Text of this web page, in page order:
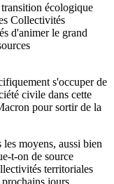
écologique
Collectivités
d'animer le grand
s'occuper de
civile dans cette
pour sortir de la
moyens, aussi bien
t-on de source
territoriales
jours.